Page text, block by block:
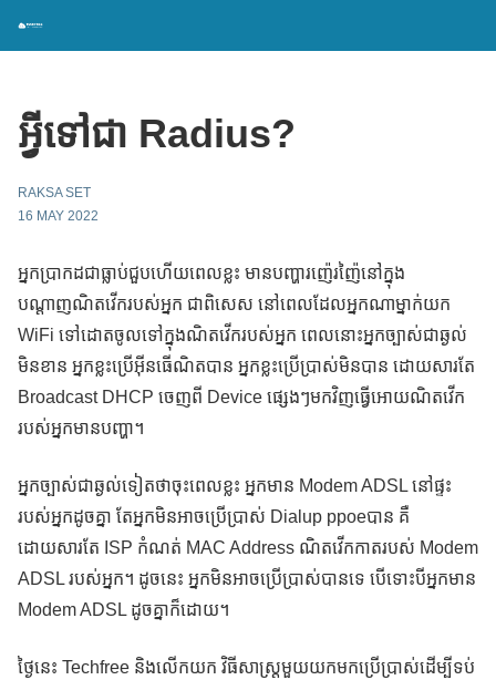
អ្វីទៅជា Radius?
RAKSA SET
16 MAY 2022
អ្នកប្រាកដជាធ្លាប់ជួបហើយពេលខ្លះ មានបញ្ហារញ៉េរញ៉ៃនៅក្នុង
បណ្តាញណិតវើករបស់អ្នក ជាពិសេស នៅពេលដែលអ្នកណាម្នាក់យក
WiFi ទៅដោតចូលទៅក្នុងណិតវើករបស់អ្នក ពេលនោះអ្នកច្បាស់ជាឆ្ងល់
មិនខាន អ្នកខ្លះប្រើអ៊ីនធើណិតបាន អ្នកខ្លះប្រើប្រាស់មិនបាន ដោយសារតែ
Broadcast DHCP ចេញពី Device ផ្សេងៗមកវិញធ្វើអោយណិតវើក
របស់អ្នកមានបញ្ហា។
អ្នកច្បាស់ជាឆ្ងល់ទៀតថាចុះពេលខ្លះ អ្នកមាន Modem ADSL នៅផ្ទះ
របស់អ្នកដូចគ្នា តែអ្នកមិនអាចប្រើប្រាស់ Dialup ppoeបាន គឺ
ដោយសារតែ ISP កំណត់ MAC Address ណិតវើកកាតរបស់ Modem
ADSL របស់អ្នក។ ដូចនេះ អ្នកមិនអាចប្រើប្រាស់បានទេ បើទោះបីអ្នកមាន
Modem ADSL ដូចគ្នាក៏ដោយ។
ថ្ងៃនេះ Techfree និងលើកយក វិធីសាស្ត្រមួយយកមកប្រើប្រាស់ដើម្បីទប់